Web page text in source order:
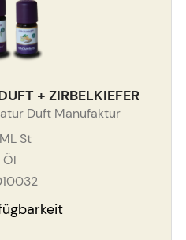
+ ZIRBELKIEFER
Duft Manufaktur
St
Öl